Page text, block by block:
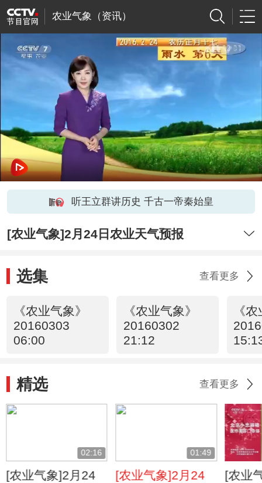
农业气象（资讯）
听王立群讲历史 千古一帝秦始皇
[农业气象]2月24日农业天气预报
选集 查看更多
《农业气象》
20160303
06:00
《农业气象》
20160302
21:12
《
精选 查看更多
02:16
[农业气象]2月24
01:49
[农业气象]2月24
[农业